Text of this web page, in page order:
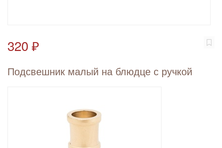
320 ₽
Подсвешник малый на блюдце с ручкой